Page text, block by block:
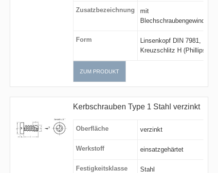
Zusatzbezeichnung
mit
Blechschraubengewinde
Form
Linsenkopf DIN 7981,
Kreuzschlitz H (Phillips)
ZUM PRODUKT
Kerbschrauben Type 1 Stahl verzinkt
Oberfläche verzinkt
Werkstoff einsatzgehärtet
Festigkeitsklasse Stahl